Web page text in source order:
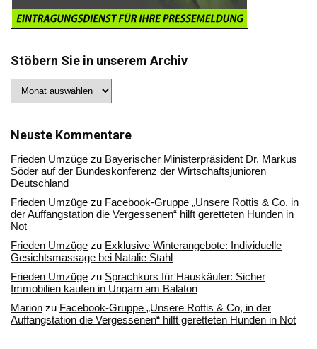
Stöbern Sie in unserem Archiv
Sie
Archiv
Neuste Kommentare
Frieden Umzüge zu Bayerischer Ministerpräsident Dr. Markus
Söder auf der Bundeskonferenz der Wirtschaftsjunioren
Deutschland
Frieden Umzüge zu Facebook-Gruppe „Unsere Rottis & Co, in
der Auffangstation die Vergessenen“ hilft geretteten Hunden in
Not
Frieden Umzüge zu Exklusive Winterangebote: Individuelle
Gesichtsmassage bei Natalie Stahl
Frieden Umzüge zu Sprachkurs für Hauskäufer: Sicher
Immobilien kaufen in Ungarn am Balaton
Marion zu Facebook-Gruppe „Unsere Rottis & Co, in der
Auffangstation die Vergessenen“ hilft geretteten Hunden in Not